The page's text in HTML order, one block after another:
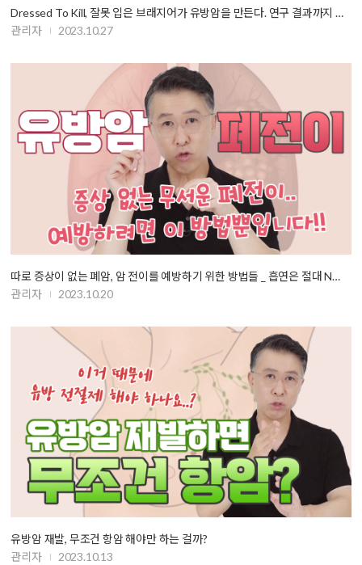
Dressed To Kill, 잘못 입은 브래지어가 유방암을 만든다. 연구 결과까지 …
관리자
2023.10.27
따로 증상이 없는 폐암, 암 전이를 예방하기 위한 방법들 _ 흡연은 절대 N…
관리자
2023.10.20
유방암 재발, 무조건 항암 해야만 하는 걸까?
관리자
2023.10.13